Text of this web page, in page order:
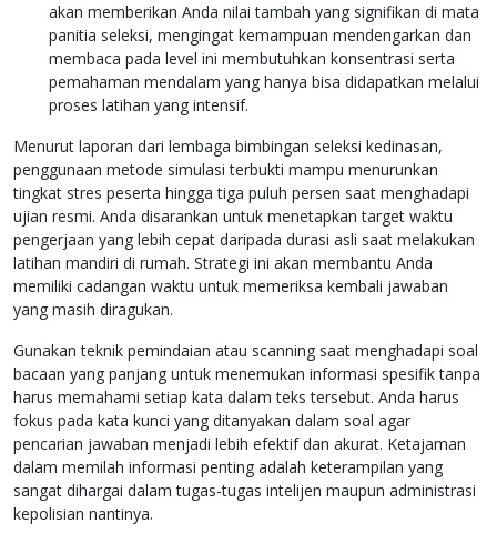
akan memberikan Anda nilai tambah yang signifikan di mata
panitia seleksi, mengingat kemampuan mendengarkan dan
membaca pada level ini membutuhkan konsentrasi serta
pemahaman mendalam yang hanya bisa didapatkan melalui
proses latihan yang intensif.
Menurut laporan dari lembaga bimbingan seleksi kedinasan,
penggunaan metode simulasi terbukti mampu menurunkan
tingkat stres peserta hingga tiga puluh persen saat menghadapi
ujian resmi. Anda disarankan untuk menetapkan target waktu
pengerjaan yang lebih cepat daripada durasi asli saat melakukan
latihan mandiri di rumah. Strategi ini akan membantu Anda
memiliki cadangan waktu untuk memeriksa kembali jawaban
yang masih diragukan.
Gunakan teknik pemindaian atau scanning saat menghadapi soal
bacaan yang panjang untuk menemukan informasi spesifik tanpa
harus memahami setiap kata dalam teks tersebut. Anda harus
fokus pada kata kunci yang ditanyakan dalam soal agar
pencarian jawaban menjadi lebih efektif dan akurat. Ketajaman
dalam memilah informasi penting adalah keterampilan yang
sangat dihargai dalam tugas-tugas intelijen maupun administrasi
kepolisian nantinya.